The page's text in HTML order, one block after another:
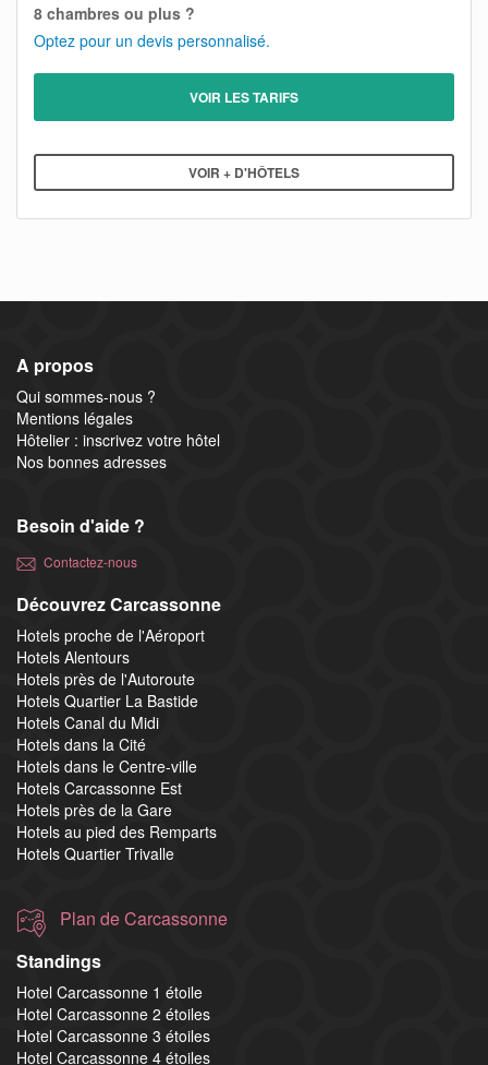
8 chambres ou plus ?
Optez pour un devis personnalisé.
VOIR LES TARIFS
VOIR + D'HÔTELS
A propos
Qui sommes-nous ?
Mentions légales
Hôtelier : inscrivez votre hôtel
Nos bonnes adresses
Besoin d'aide ?
Contactez-nous
Découvrez Carcassonne
Hotels proche de l'Aéroport
Hotels Alentours
Hotels près de l'Autoroute
Hotels Quartier La Bastide
Hotels Canal du Midi
Hotels dans la Cité
Hotels dans le Centre-ville
Hotels Carcassonne Est
Hotels près de la Gare
Hotels au pied des Remparts
Hotels Quartier Trivalle
Plan de Carcassonne
Standings
Hotel Carcassonne 1 étoile
Hotel Carcassonne 2 étoiles
Hotel Carcassonne 3 étoiles
Hotel Carcassonne 4 étoiles